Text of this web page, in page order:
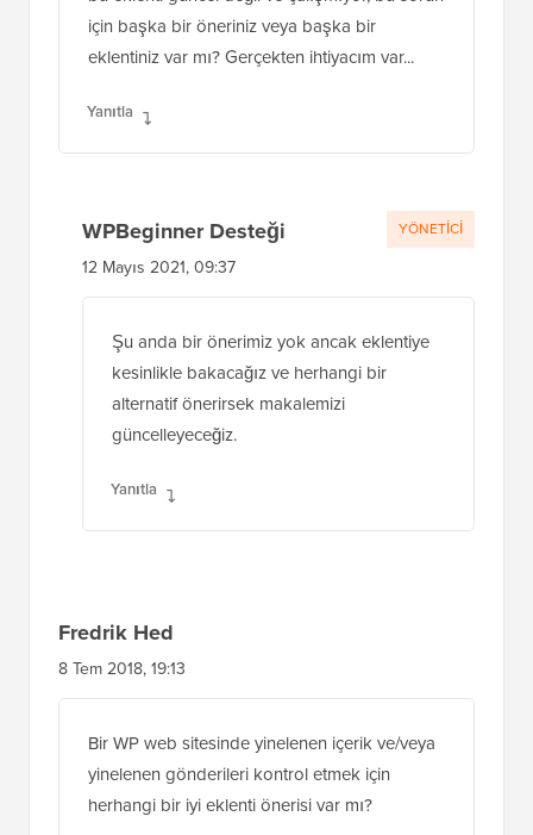
için başka bir öneriniz veya başka bir
eklentiniz var mı? Gerçekten ihtiyacım var...
Yanıtla
WPBeginner Desteği
12 Mayıs 2021, 09:37
Şu anda bir önerimiz yok ancak eklentiye
kesinlikle bakacağız ve herhangi bir
alternatif önerirsek makalemizi
güncelleyeceğiz.
Yanıtla
YÖNETICI
Fredrik Hed
8 Tem 2018, 19:13
Bir WP web sitesinde yinelenen içerik ve/veya
yinelenen gönderileri kontrol etmek için
herhangi bir iyi eklenti önerisi var mı?